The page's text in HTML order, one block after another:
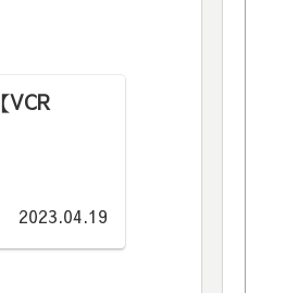
VCR
2023.04.19